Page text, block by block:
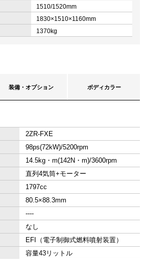
1510/1520mm
1830×1510×1160mm
1370kg
装備・オプション ボディカラー
2ZR-FXE
98ps(72kW)/5200rpm
14.5kg・m(142N・m)/3600rpm
直列4気筒+モーター
1797cc
80.5×88.3mm
‐‐‐‐
なし
EFI（電子制御式燃料噴射装置）
容量43リットル